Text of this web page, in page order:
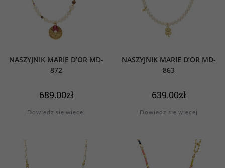
NASZYJNIK MARIE D’OR MD-
872
689.00zł
Dowiedz się więcej
NASZYJNIK MARIE D’OR MD-
863
639.00zł
Dowiedz się więcej